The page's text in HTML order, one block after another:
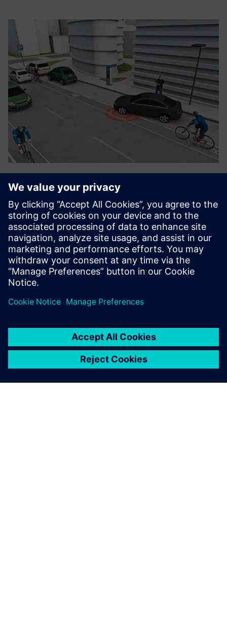
Smart parking management
A Desigo CC-t használó ügyféloldalak integrálhatják ezt az
intelligens parkolási megoldást, hogy jobb betekintést
nyújtsanak a parkolási leltárba, valós idejű foglaltsági
adatok biztosításával. A Desigo CC figyelmeztetheti a
létes...
További információk